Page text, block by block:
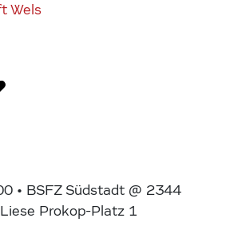
Wels
• BSFZ Südstadt @ 2344
Prokop-Platz 1